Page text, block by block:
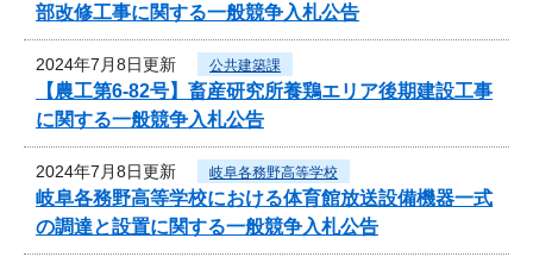
部改修工事に関する一般競争入札公告
2024年7月8日更新 公共建築課
【農工第6-82号】畜産研究所養鶏エリア後期建設工事
に関する一般競争入札公告
2024年7月8日更新 岐阜各務野高等学校
岐阜各務野高等学校における体育館放送設備機器一式
の調達と設置に関する一般競争入札公告